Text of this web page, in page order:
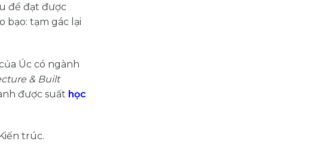
để đạt được
tạm gác lại
Úc có ngành
& Built
được suất học
trúc.